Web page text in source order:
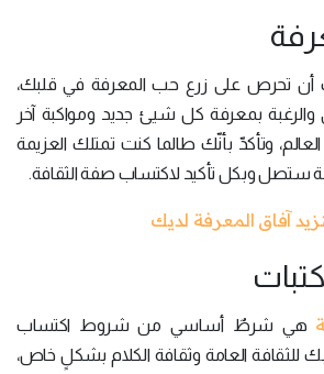
أن تحرص على زرع حب المعرفة في قلبك،
والرغبة بمعرفة كل شيئ جديد ومواكبة آخر
وتأكدّ بأنّك طالما كنت تمتلك العزيمة
ستصل وبكل تأكيد لاكتساب صفة الثقافة.
هي شرطٌ أساسي من شروط اكتساب
للثقافة العامة وثقافة الكلام بشكلٍ خاص،